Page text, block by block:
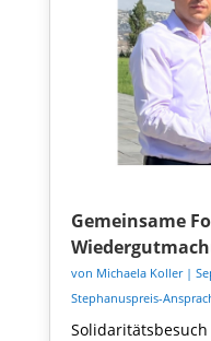
Gemeinsame
von Michaela Koller|
Stephanuspreis-